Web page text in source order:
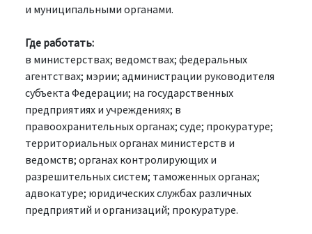
и муниципальными органами.
Где работать:
в министерствах; ведомствах; федеральных
агентствах; мэрии; администрации руководителя
субъекта Федерации; на государственных
предприятиях и учреждениях; в
правоохранительных органах; суде; прокуратуре;
территориальных органах министерств и
ведомств; органах контролирующих и
разрешительных систем; таможенных органах;
адвокатуре; юридических службах различных
предприятий и организаций; прокуратуре.